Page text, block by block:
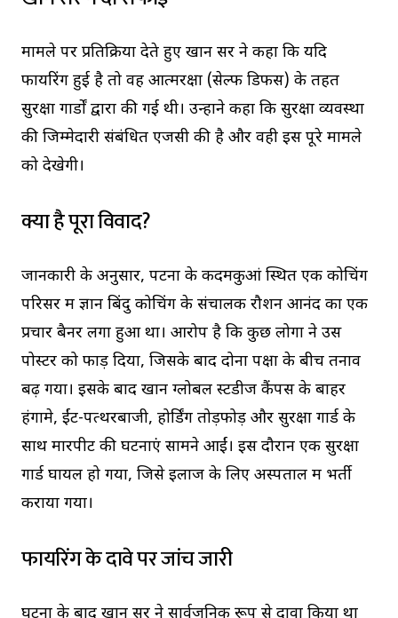
मामले पर प्रतिक्रिया देते हुए खान सर ने कहा कि यदि
फायरिंग हुई है तो वह आत्मरक्षा (सेल्फ डिफेंस) के तहत
सुरक्षा गार्डों द्वारा की गई थी। उन्होंने कहा कि सुरक्षा व्यवस्था
की जिम्मेदारी संबंधित एजेंसी की है और वही इस पूरे मामले
को देखेगी।
क्या है पूरा विवाद?
जानकारी के अनुसार, पटना के कदमकुआं स्थित एक कोचिंग
परिसर में ज्ञान बिंदु कोचिंग के संचालक रौशन आनंद का एक
प्रचार बैनर लगा हुआ था। आरोप है कि कुछ लोगों ने उस
पोस्टर को फाड़ दिया, जिसके बाद दोनों पक्षों के बीच तनाव
बढ़ गया। इसके बाद खान ग्लोबल स्टडीज कैंपस के बाहर
हंगामे, ईंट-पत्थरबाजी, होर्डिंग तोड़फोड़ और सुरक्षा गार्ड के
साथ मारपीट की घटनाएं सामने आईं। इस दौरान एक सुरक्षा
गार्ड घायल हो गया, जिसे इलाज के लिए अस्पताल में भर्ती
कराया गया।
फायरिंग के दावे पर जांच जारी